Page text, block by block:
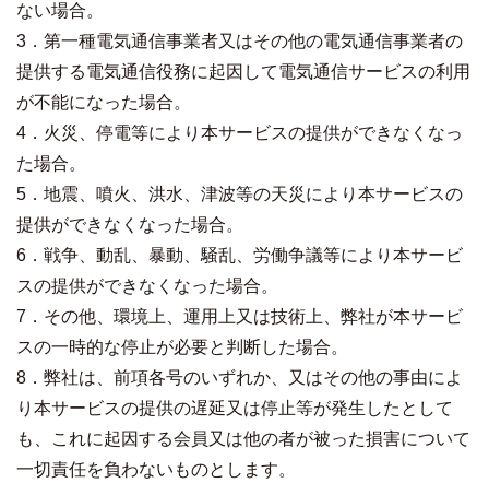
ない場合。
3．第一種電気通信事業者又はその他の電気通信事業者の
提供する電気通信役務に起因して電気通信サービスの利用
が不能になった場合。
4．火災、停電等により本サービスの提供ができなくなっ
た場合。
5．地震、噴火、洪水、津波等の天災により本サービスの
提供ができなくなった場合。
6．戦争、動乱、暴動、騒乱、労働争議等により本サービ
スの提供ができなくなった場合。
7．その他、環境上、運用上又は技術上、弊社が本サービ
スの一時的な停止が必要と判断した場合。
8．弊社は、前項各号のいずれか、又はその他の事由によ
り本サービスの提供の遅延又は停止等が発生したとして
も、これに起因する会員又は他の者が被った損害について
一切責任を負わないものとします。